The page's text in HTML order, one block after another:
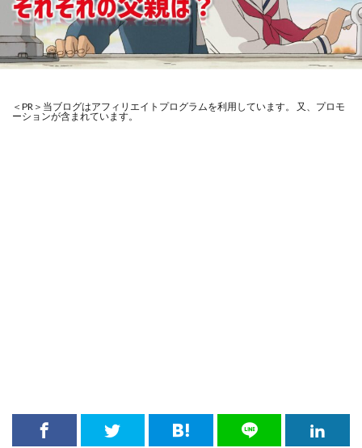
＜PR＞当ブログはアフィリエイトプログラムを利用しています。 又、プロモ
ーションが含まれています。